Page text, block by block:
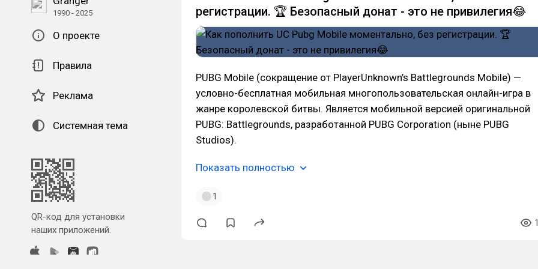
1990 - 2025
О проекте
Правила
Реклама
Системная тема
QR-код для установки
наших приложений.
регистрации. 🏆 Безопасный донат - это не привилегия😂
PUBG Mobile (сокращение от PlayerUnknown’s Battlegrounds Mobile) —
условно-бесплатная мобильная многопользовательская онлайн-игра в
жанре королевской битвы. Является мобильной версией оригинальной
PUBG: Battlegrounds, разработанной PUBG Corporation (ныне PUBG
Studios).
Показать полностью
1